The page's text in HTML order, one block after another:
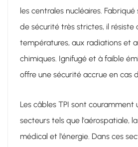
les centrales nucléaires.
de sécurité très strictes, il résiste
températures, aux radiations et
chimiques. Ignifugé et à faible
offre une sécurité accrue en cas
Les câbles TPI sont couramment
secteurs tels que l'aérospatiale,
médical et l'énergie. Dans ces